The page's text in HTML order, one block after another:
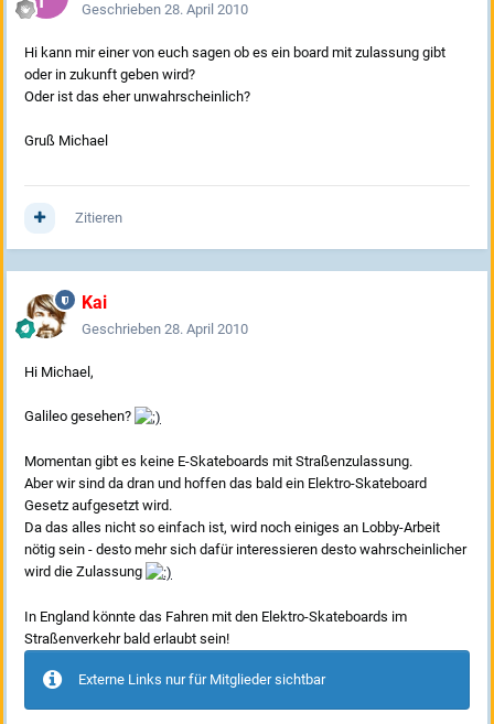
Geschrieben 28. April 2010
Hi kann mir einer von euch sagen ob es ein board mit zulassung gibt
oder in zukunft geben wird?
Oder ist das eher unwahrscheinlich?
Gruß Michael
Zitieren
Kai
Geschrieben 28. April 2010
Hi Michael,
Galileo gesehen?
Momentan gibt es keine E-Skateboards mit Straßenzulassung.
Aber wir sind da dran und hoffen das bald ein Elektro-Skateboard
Gesetz aufgesetzt wird.
Da das alles nicht so einfach ist, wird noch einiges an Lobby-Arbeit
nötig sein - desto mehr sich dafür interessieren desto wahrscheinlicher
wird die Zulassung
In England könnte das Fahren mit den Elektro-Skateboards im
Straßenverkehr bald erlaubt sein!
Externe Links nur für Mitglieder sichtbar